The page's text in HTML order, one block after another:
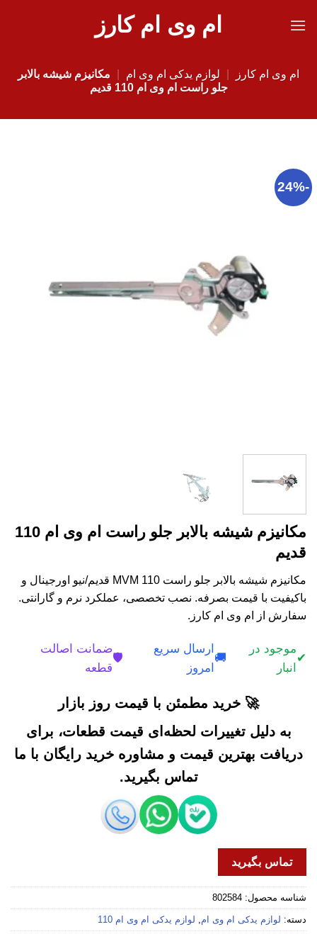
ام وی ام کارز
ام وی ام کارز لوازم یدکی ام وی ام
مکانیزم شیشه بالابر
جلو راست ام وی ام 110 قدیم
-24%
مکانیزم شیشه بالابر جلو راست ام وی ام 110
قدیم
مکانیزم شیشه بالابر جلو راست MVM 110 قدیم/نیو اورجینال و
باکیفیت با قیمت بصرفه. نصب تخصصی، عملکرد نرم و گارانتی.
سفارش از ام وی ام کارز.
✔
موجود در
انبار
🚚
ارسال سریع
امروز
🛡️
ضمانت اصالت
قطعه
🚀 خرید مطمئن با قیمت روز بازار
به دلیل تغییرات لحظه‌ای قیمت قطعات، برای
دریافت بهترین قیمت و مشاوره خرید رایگان با ما
تماس بگیرید.
تماس بگیرید
شناسه محصول: 802584
دسته: لوازم یدکی ام وی ام, لوازم یدکی ام وی ام 110